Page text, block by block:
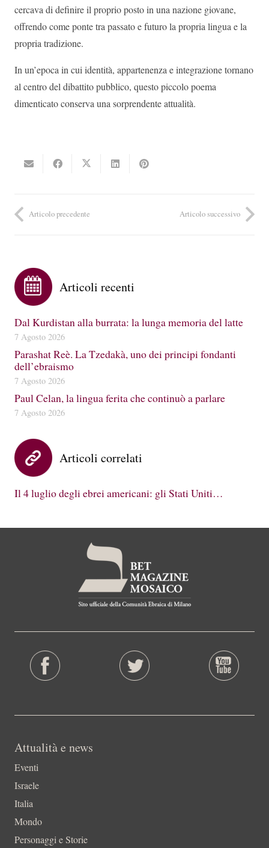
cercava di definire il proprio posto in una nazione giovane,
offrendo come ponte tra passato e futuro la propria lingua e la
propria tradizione.
In un’epoca in cui identità, appartenenza e integrazione tornano
al centro del dibattito pubblico, questo piccolo poema
dimenticato conserva una sorprendente attualità.
Articolo precedente Articolo successivo
Articoli recenti
Dal Kurdistan alla burrata: la lunga memoria del latte
7 Agosto 2026
Parashat Reè. La Tzedakà, uno dei principi fondanti
dell’ebraismo
7 Agosto 2026
Paul Celan, la lingua ferita che continuò a parlare
7 Agosto 2026
Articoli correlati
Il 4 luglio degli ebrei americani: gli Stati Uniti…
Attualità e news
Eventi
Israele
Italia
Mondo
Personaggi e Storie